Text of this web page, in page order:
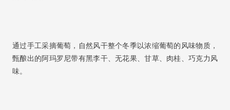
通过手工采摘葡萄，自然风干整个冬季以浓缩葡萄的风味物质，
甄酿出的阿玛罗尼带有黑李干、无花果、甘草、肉桂、巧克力风
味。